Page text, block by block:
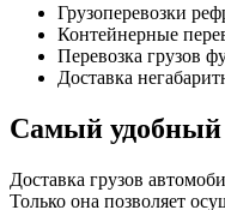
Грузоперевозки
Контейнерные
Перевозка грузов
Доставка
Самый удобный
Доставка грузов
Только она позволяет